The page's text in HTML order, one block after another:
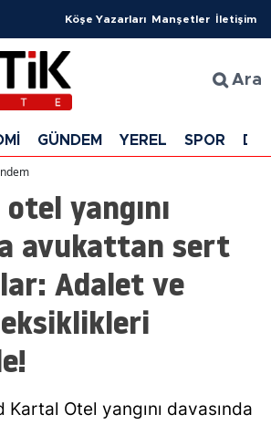
Köşe Yazarları Manşetler İletişim
Ara
GÜNDEM YEREL SPOR
yangını
avukattan sert
Adalet ve
Kartal Otel yangını davasında